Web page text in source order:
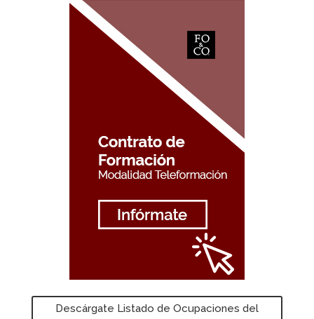
Descárgate Listado de Ocupaciones del